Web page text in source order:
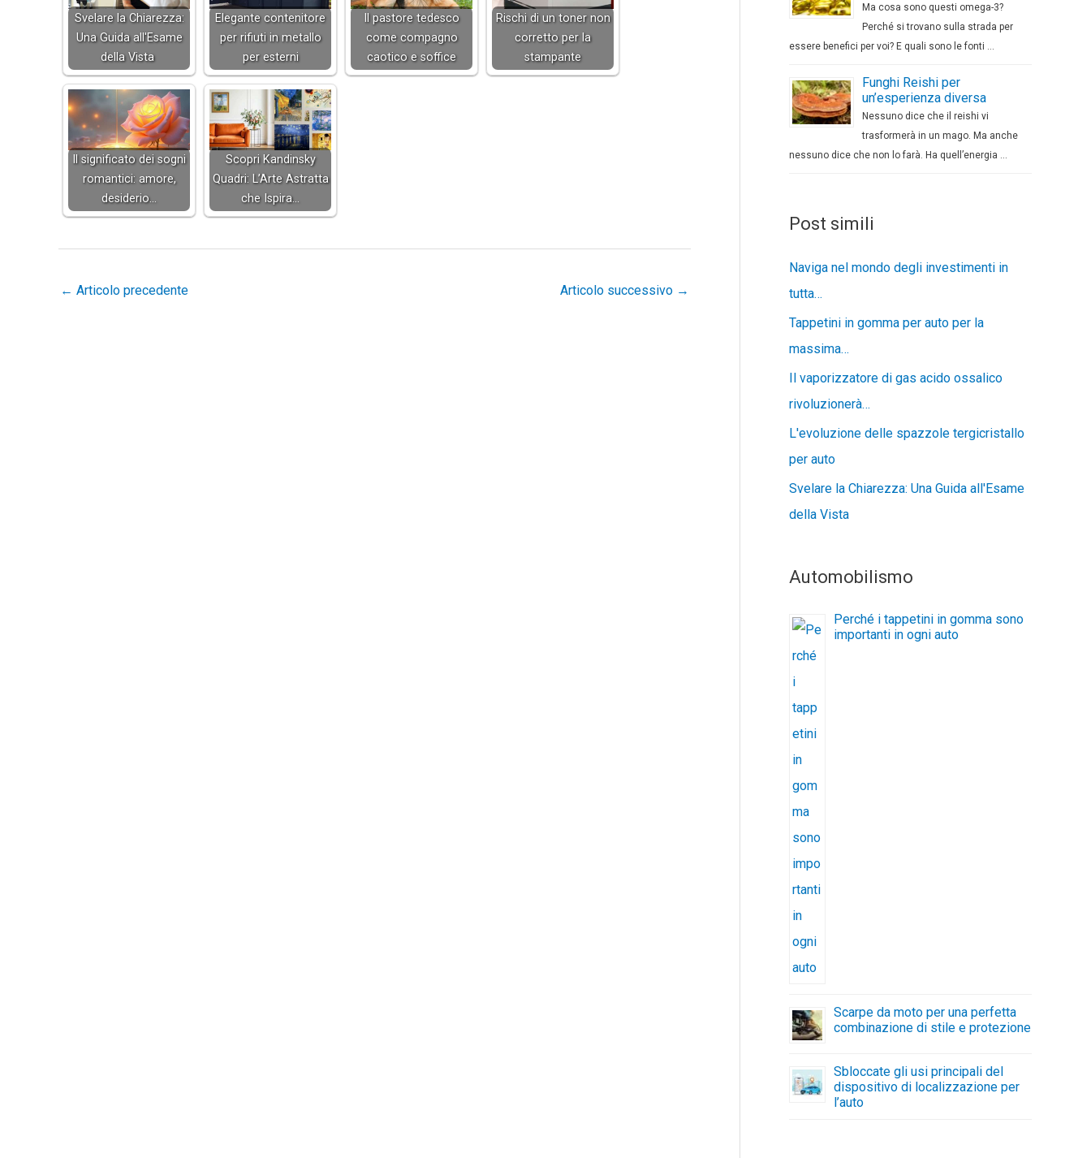
Svelare la Chiarezza:
Una Guida all'Esame
della Vista
Elegante contenitore
per rifiuti in metallo
per esterni
Il pastore tedesco
come compagno
caotico e soffice
Rischi di un toner non
corretto per la
stampante
Il significato dei sogni
romantici: amore,
desiderio…
Scopri Kandinsky
Quadri: L’Arte Astratta
che Ispira…
← Articolo precedente Articolo successivo →
Ma cosa sono questi omega-3?
Perché si trovano sulla strada per
essere benefici per voi? E quali sono le fonti …
Funghi Reishi per
un’esperienza diversa
Nessuno dice che il reishi vi
trasformerà in un mago. Ma anche
nessuno dice che non lo farà. Ha quell’energia …
Post simili
Naviga nel mondo degli investimenti in
tutta…
Tappetini in gomma per auto per la
massima…
Il vaporizzatore di gas acido ossalico
rivoluzionerà…
L'evoluzione delle spazzole tergicristallo
per auto
Svelare la Chiarezza: Una Guida all'Esame
della Vista
Automobilismo
Perché i tappetini in gomma sono
importanti in ogni auto
Scarpe da moto per una perfetta
combinazione di stile e protezione
Sbloccate gli usi principali del
dispositivo di localizzazione per
l’auto